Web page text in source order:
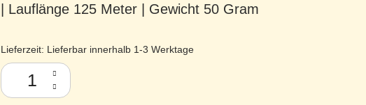
| Lauflänge 125 Meter | Gewicht 50 Gram
Lieferzeit: Lieferbar innerhalb 1-3 Werktage
Pro Lana Baumwolle mercerisiert Basic Cotton 247 hyazinth Menge